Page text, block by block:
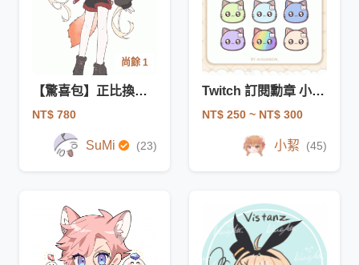
尚餘 1
【驚喜包】正比換裝（8月名額）
NT$ 780
SuMi (23)
Twitch 訂閱勳章 小圖示 小奇點勳章
NT$ 250 ~ NT$ 300
小絜 (45)